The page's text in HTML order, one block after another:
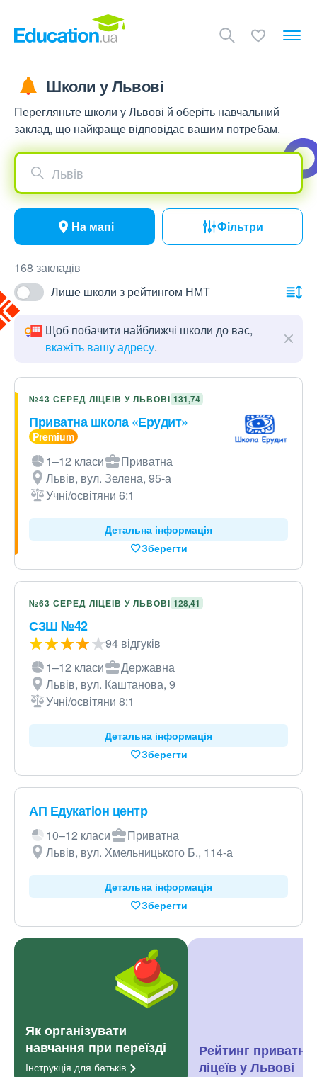
Школи у Львові
Перегляньте школи у Львові й оберіть навчальний
заклад, що найкраще відповідає вашим потребам.
Львів
На мапі Фільтри
168 закладів
Лише школи з рейтингом НМТ
Щоб побачити найближчі школи до вас,
вкажіть вашу адресу.
№43 СЕРЕД ЛІЦЕЇВ У ЛЬВОВІ 131,74
Приватна школа «Ерудит»
1–12 класи
Приватна
Львів, вул. Зелена, 95-а
Учні/освітяни 6:1
Детальна інформація
Зберегти
№63 СЕРЕД ЛІЦЕЇВ У ЛЬВОВІ 128,41
СЗШ №42
94 відгуків
1–12 класи
Державна
Львів, вул. Каштанова, 9
Учні/освітяни 8:1
Детальна інформація
Зберегти
АП Едукатіон центр
10–12 класи
Приватна
Львів, вул. Хмельницького Б., 114-а
Детальна інформація
Зберегти
Як організувати
навчання при переїзді
Інструкція для батьків
Рейтинг
ліцеїв у Львові